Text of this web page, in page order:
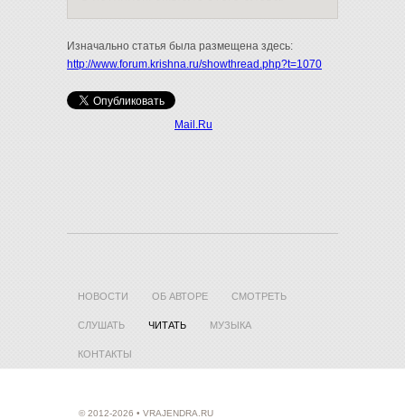
Изначально статья была размещена здесь:
http://www.forum.krishna.ru/showthread.php?t=1070
Mail.Ru
НОВОСТИ ОБ АВТОРЕ СМОТРЕТЬ
СЛУШАТЬ ЧИТАТЬ МУЗЫКА
КОНТАКТЫ
© 2012-2026 • VRAJENDRA.RU